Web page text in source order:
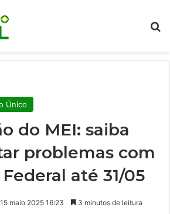
Único
do MEI: saiba
problemas com
até 31/05
15 maio 2025 16:23 3 minutos de leitura